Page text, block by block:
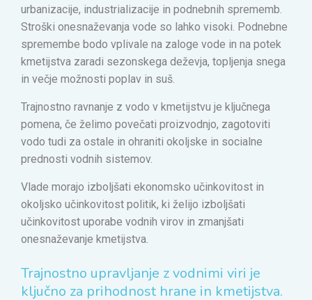
urbanizacije, industrializacije in podnebnih sprememb.
Stroški onesnaževanja vode so lahko visoki. Podnebne
spremembe bodo vplivale na zaloge vode in na potek
kmetijstva zaradi sezonskega deževja, topljenja snega
in večje možnosti poplav in suš.
Trajnostno ravnanje z vodo v kmetijstvu je ključnega
pomena, če želimo povečati proizvodnjo, zagotoviti
vodo tudi za ostale in ohraniti okoljske in socialne
prednosti vodnih sistemov.
Vlade morajo izboljšati ekonomsko učinkovitost in
okoljsko učinkovitost politik, ki želijo izboljšati
učinkovitost uporabe vodnih virov in zmanjšati
onesnaževanje kmetijstva.
Trajnostno upravljanje z vodnimi viri je
ključno za prihodnost hrane in kmetijstva.